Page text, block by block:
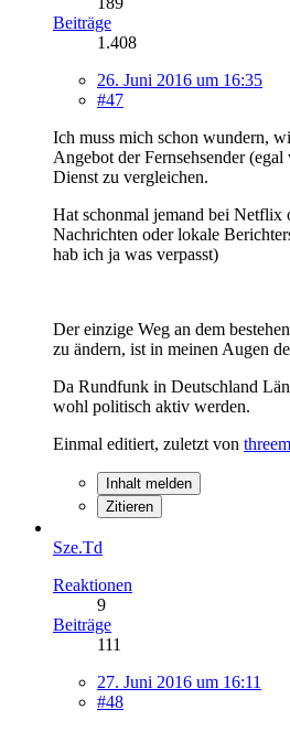
Beiträge
1.408
26. Juni 2016 um 16:35
#47
Ich muss mich schon wundern,
Angebot der Fernsehsender
Dienst zu vergleichen.
Hat schonmal jemand bei Netflix
Nachrichten oder lokale
hab ich ja was verpasst)
Der einzige Weg an dem
zu ändern, ist in meinen Augen
Da Rundfunk in Deutschland
wohl politisch aktiv werden.
Einmal editiert, zuletzt von
Inhalt melden
Zitieren
Sze.Td
Reaktionen
9
Beiträge
111
27. Juni 2016 um 16:11
#48